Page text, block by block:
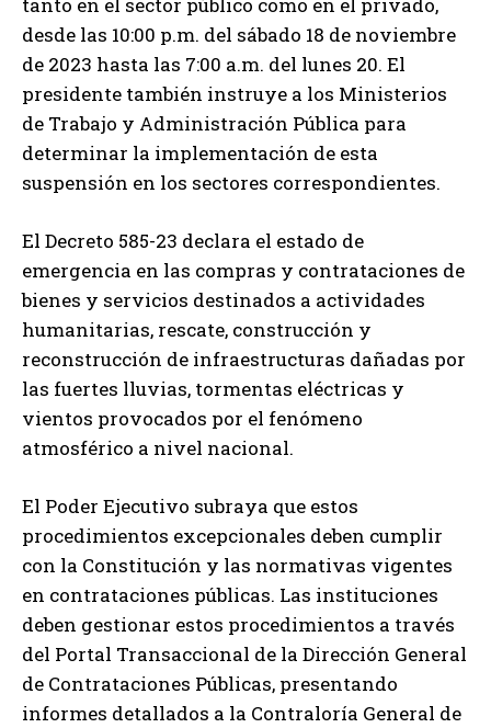
tanto en el sector público como en el privado,
desde las 10:00 p.m. del sábado 18 de noviembre
de 2023 hasta las 7:00 a.m. del lunes 20. El
presidente también instruye a los Ministerios
de Trabajo y Administración Pública para
determinar la implementación de esta
suspensión en los sectores correspondientes.
El Decreto 585-23 declara el estado de
emergencia en las compras y contrataciones de
bienes y servicios destinados a actividades
humanitarias, rescate, construcción y
reconstrucción de infraestructuras dañadas por
las fuertes lluvias, tormentas eléctricas y
vientos provocados por el fenómeno
atmosférico a nivel nacional.
El Poder Ejecutivo subraya que estos
procedimientos excepcionales deben cumplir
con la Constitución y las normativas vigentes
en contrataciones públicas. Las instituciones
deben gestionar estos procedimientos a través
del Portal Transaccional de la Dirección General
de Contrataciones Públicas, presentando
informes detallados a la Contraloría General de